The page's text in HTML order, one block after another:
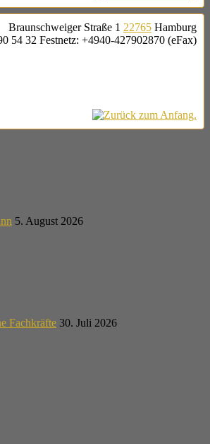
Braunschweiger Straße 1 22765 Hamburg
54 32 Festnetz: +4940-427902870 (eFax)
5. August 2026
Fachkräfte 30. Juli 2026